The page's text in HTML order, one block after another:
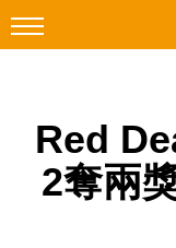
Facebook
科技焦點
Red
2奪兩